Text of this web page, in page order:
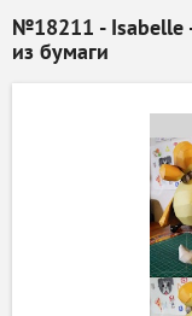
№18211 - Isabelle
из бумаги